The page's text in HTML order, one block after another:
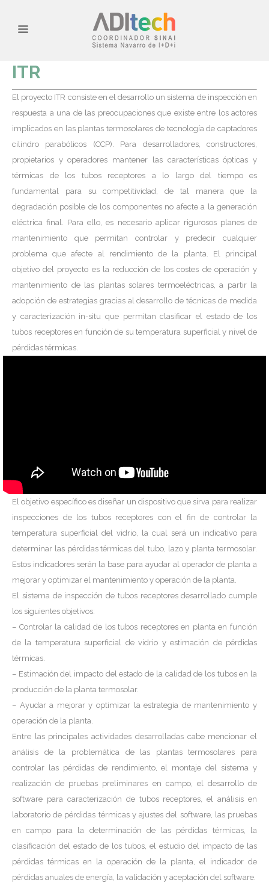
ITR
El proyecto ITR consiste en el desarrollo un sistema de inspección en
respuesta a una de las preocupaciones que existe entre los actores
implicados en las plantas termosolares de tecnología de captadores
cilindro parabólicos (CCP). Para desarrolladores, constructores,
propietarios y operadores mantener las características ópticas y
térmicas de los tubos receptores a lo largo del tiempo es
fundamental para su competitividad, de tal manera que la
degradación posible de los componentes no afecte a la generación
eléctrica final. Para ello, es necesario aplicar rigurosos planes de
mantenimiento que permitan controlar y predecir cualquier
problema que afecte al rendimiento de la planta. El principal
objetivo del proyecto es la reducción de los costes de operación y
mantenimiento de las plantas solares termoeléctricas, a partir la
adopción de estrategias gracias al desarrollo de técnicas de medida
y caracterización in-situ que permitan clasificar el estado de los
tubos receptores en función de su temperatura superficial y nivel de
pérdidas térmicas.
El objetivo específico es diseñar un dispositivo que sirva para realizar
inspecciones de los tubos receptores con el fin de controlar la
temperatura superficial del vidrio, la cual será un indicativo para
determinar las pérdidas térmicas del tubo, lazo y planta termosolar.
Estos indicadores serán la base para ayudar al operador de planta a
mejorar y optimizar el mantenimiento y operación de la planta.
El sistema de inspección de tubos receptores desarrollado cumple
los siguientes objetivos:
– Controlar la calidad de los tubos receptores en planta en función
de la temperatura superficial de vidrio y estimación de pérdidas
térmicas.
– Estimación del impacto del estado de la calidad de los tubos en la
producción de la planta termosolar.
– Ayudar a mejorar y optimizar la estrategia de mantenimiento y
operación de la planta.
Entre las principales actividades desarrolladas cabe mencionar el
análisis de la problemática de las plantas termosolares para
controlar las pérdidas de rendimiento, el montaje del sistema y
realización de pruebas preliminares en campo, el desarrollo de
software para caracterización de tubos receptores, el análisis en
laboratorio de pérdidas térmicas y ajustes del software, las pruebas
en campo para la determinación de las pérdidas térmicas, la
clasificación del estado de los tubos, el estudio del impacto de las
pérdidas térmicas en la operación de la planta, el indicador de
pérdidas anuales de energía, la validación y aceptación del software.